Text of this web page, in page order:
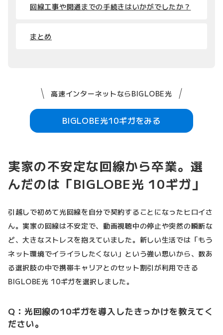
回線工事や開通までの手続きはいかがでしたか？
まとめ
高速インターネットならBIGLOBE光
BIGLOBE光10ギガをみる
実家の不安定な回線から卒業。選
んだのは「BIGLOBE光 10ギガ」
引越しで初めて光回線を自分で契約することになったヒロイさ
ん。実家の回線は不安定で、動画視聴中の停止や突然の瞬断な
ど、大きなストレスを抱えていました。新しい生活では「もう
ネット環境でイライラしたくない」という強い思いから、数あ
る選択肢の中で携帯キャリアとのセット割引が利用できる
BIGLOBE光 10ギガを選択しました。
Q：光回線の10ギガを導入したきっかけを教えてく
ださい。